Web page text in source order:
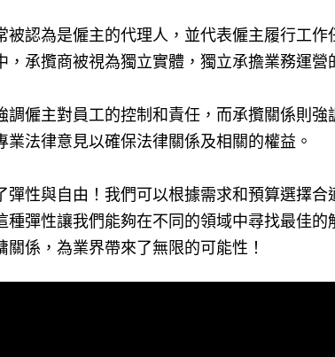
被認為是僱主的代理人，並代表僱主履行工
，承攬商被視為獨立實體，獨立承擔業務運營
調僱主對員工的控制和責任，而承攬關係則
業法律意見以確保法律關係及相關的權益。
彈性與自由！我們可以根據需求和預算選擇
種彈性讓我們能夠在不同的領域中尋找最佳
係，為業界帶來了無限的可能性！